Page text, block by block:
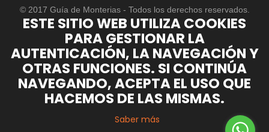
© 2017 Guía de Monterias - Todos los derechos reservados.
ESTE SITIO WEB UTILIZA COOKIES
PARA GESTIONAR LA
AUTENTICACIÓN, LA NAVEGACIÓN Y
OTRAS FUNCIONES. SI CONTINÚA
NAVEGANDO, ACEPTA EL USO QUE
HACEMOS DE LAS MISMAS.
Saber más